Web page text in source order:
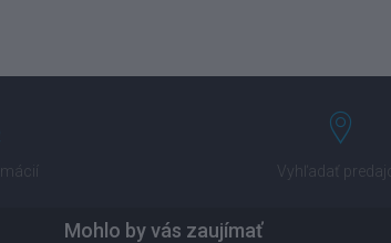
podľa vášho rozpočtu. Porovnáme vám tiež
poisťovní.
Vyhľadať
Mohlo by vás zaujímať